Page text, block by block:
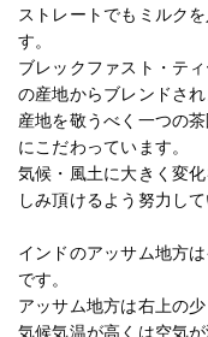
ストレートでもミルク
す。
ブレックファスト・テ
の産地からブレンドさ
産地を敬うべく一つの
にこだわっています。
気候・風土に大きく変
しみ頂けるよう努力して
インドのアッサム地方
です。
アッサム地方は右上の
気候気温が高くは空気